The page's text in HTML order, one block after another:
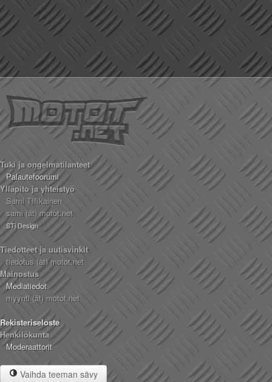
Tuki ja ongelmatilanteet
Palautefoorumi
Ylläpito ja yhteistyö
Sami Tiilikainen
sami (ät) motot.net
STi Design
Tiedotteet ja uutisvinkit
tiedotus (ät) motot.net
Mainostus
Mediatiedot
myynti (ät) motot.net
Rekisteriseloste
Henkilökunta
Moderaattorit
Vaihda teeman sävy